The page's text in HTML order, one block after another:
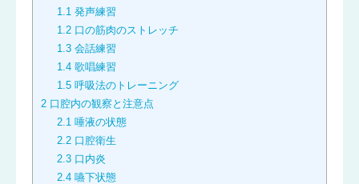
1.1 発声練習
1.2口の筋肉のストレッチ
1.3会話練習
1.4歌唱練習
1.5呼吸法のトレーニング
2 口腔内の観察と注意点
2.1 唾液の状態
2.2口腔衛生
2.3口内炎
2.4嚥下状態